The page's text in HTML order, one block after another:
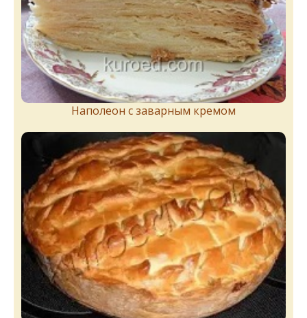
Наполеон с заварным кремом